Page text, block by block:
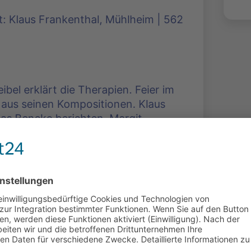
Klaus Frankenthal, Mühlheim | 562
erklärt die Therapien. Feier im
seinen Kompositionen. Klaus
Beneke berichten. Margit
Schelzke und Hans-Dieter
Kunst und Kultur.